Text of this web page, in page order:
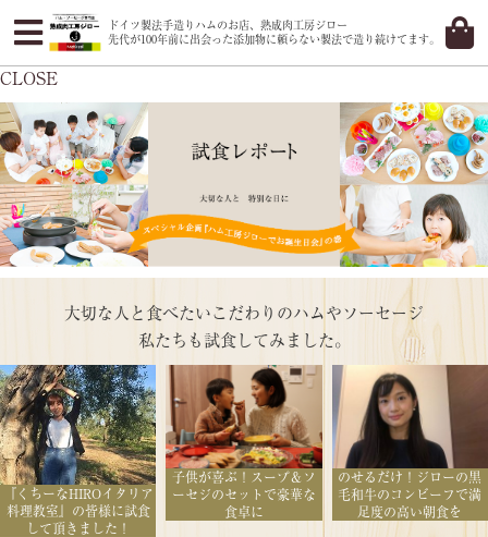
ドイツ製法手造りハムのお店、熟成肉工房ジロー
先代が100年前に出会った添加物に頼らない製法で造り続けてます。
CLOSE
大切な人と食べたいこだわりのハムやソーセージ
私たちも試食してみました。
『くちーなHIROイタリア
料理教室』の皆様に試食
して頂きました！
子供が喜ぶ！スープ＆ソ
ーセジのセットで豪華な
食卓に
のせるだけ！ジローの黒
毛和牛のコンビーフで満
足度の高い朝食を